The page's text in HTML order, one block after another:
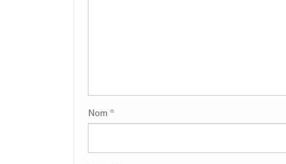
Nom *